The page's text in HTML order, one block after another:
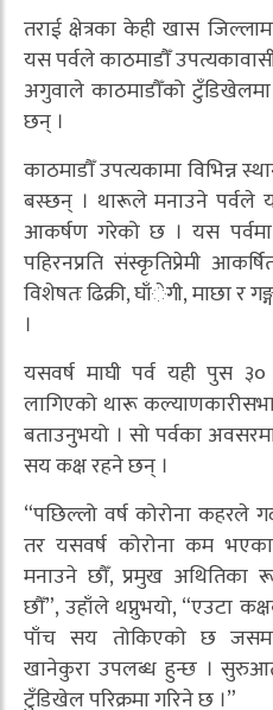
तराई क्षेत्रका केही खास
यस पर्वले काठमाडौँ
अगुवाले काठमाडौँको टुँडिखेलमा
छन् ।
काठमाडौँ उपत्यकामा विभिन्न
बस्छन् । थारूले मनाउने पर्वले
आकर्षण गरेको छ । यस पर्वमा
पहिरनप्रति संस्कृतिप्रेमी
विशेषतः ढिक्री, घाँेगी, माछा र
।
यसवर्ष माघी पर्व यही पुस
लागिएको थारू
बताउनुभयो । सो पर्वका
सय कक्ष रहने छन् ।
“पछिल्लो वर्ष कोरोना कहरले
तर यसवर्ष कोरोना कम
मनाउने छौँ, प्रमुख अथितिका
छौँ”, उहाँले थप्नुभयो, “एउटा
पाँच सय तोकिएको छ जसमा
खानेकुरा उपलब्ध हुन्छ ।
टुँडिखेल परिक्रमा गरिने छ ।”